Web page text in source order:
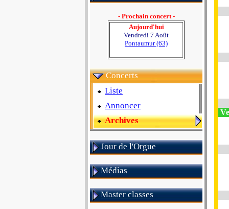
- Prochain concert -
Aujourd'hui
Vendredi 7 Août
Pontaumur (63)
Concerts
Liste
Annoncer
Archives
Jour de l'Orgue
Médias
Master classes